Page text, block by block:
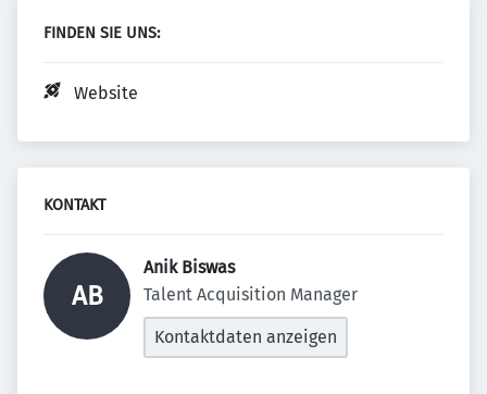
FINDEN SIE UNS:
Website
KONTAKT
AB
Anik Biswas
Talent Acquisition Manager
Kontaktdaten anzeigen